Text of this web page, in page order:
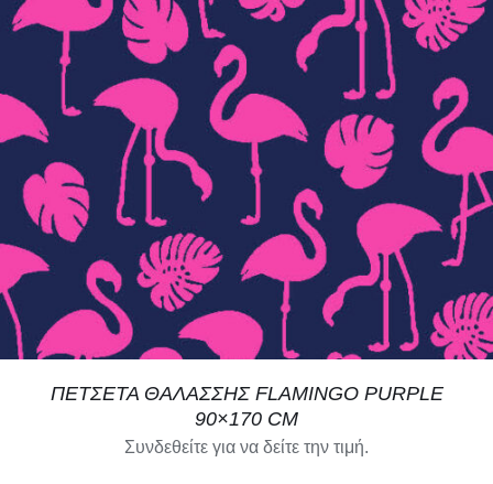
ΛΕΠΤΟΜΈΡΕΙΕΣ
ΠΕΤΣΕΤΑ ΘΑΛΑΣΣΗΣ FLAMINGO PURPLE
90×170 CM
Συνδεθείτε για να δείτε την τιμή.